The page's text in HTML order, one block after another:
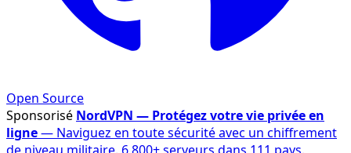
Open Source
Sponsorisé NordVPN — Protégez votre vie privée en
ligne— Naviguez en toute sécurité avec un chiffrement